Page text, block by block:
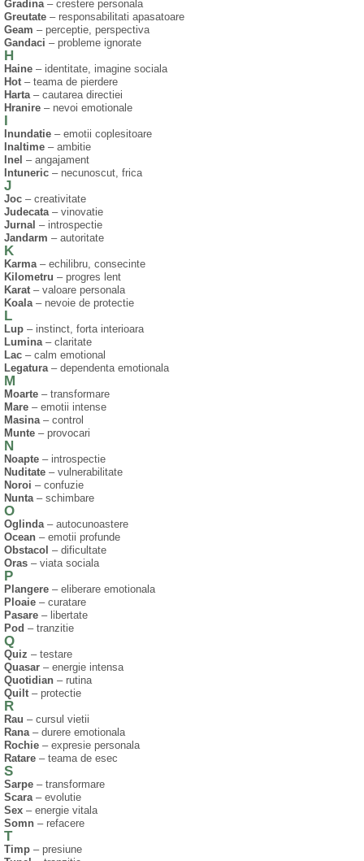
Gradina – crestere personala
Greutate – responsabilitati apasatoare
Geam – perceptie, perspectiva
Gandaci – probleme ignorate
H
Haine – identitate, imagine sociala
Hot – teama de pierdere
Harta – cautarea directiei
Hranire – nevoi emotionale
I
Inundatie – emotii coplesitoare
Inaltime – ambitie
Inel – angajament
Intuneric – necunoscut, frica
J
Joc – creativitate
Judecata – vinovatie
Jurnal – introspectie
Jandarm – autoritate
K
Karma – echilibru, consecinte
Kilometru – progres lent
Karat – valoare personala
Koala – nevoie de protectie
L
Lup – instinct, forta interioara
Lumina – claritate
Lac – calm emotional
Legatura – dependenta emotionala
M
Moarte – transformare
Mare – emotii intense
Masina – control
Munte – provocari
N
Noapte – introspectie
Nuditate – vulnerabilitate
Noroi – confuzie
Nunta – schimbare
O
Oglinda – autocunoastere
Ocean – emotii profunde
Obstacol – dificultate
Oras – viata sociala
P
Plangere – eliberare emotionala
Ploaie – curatare
Pasare – libertate
Pod – tranzitie
Q
Quiz – testare
Quasar – energie intensa
Quotidian – rutina
Quilt – protectie
R
Rau – cursul vietii
Rana – durere emotionala
Rochie – expresie personala
Ratare – teama de esec
S
Sarpe – transformare
Scara – evolutie
Sex – energie vitala
Somn – refacere
T
Timp – presiune